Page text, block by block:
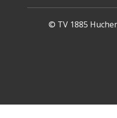
© TV 1885